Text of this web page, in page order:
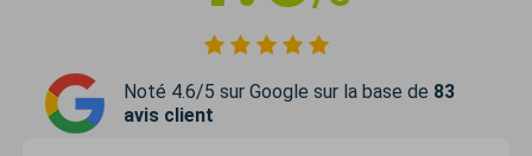
Noté 4.6/5 sur Google sur la base de 83
avis client